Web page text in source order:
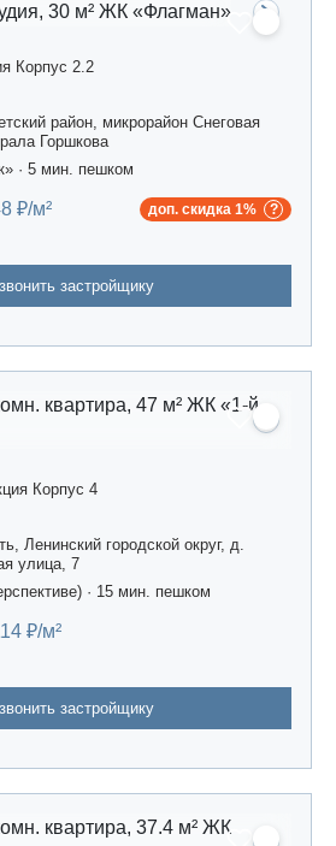
Корпус 2.2
район, микрорайон Снеговая
Горшкова
· 5 мин. пешком
₽/м² доп. скидка 1%
застройщику
Корпус 4
Ленинский городской округ, д.
улица, 7
· 15 мин. пешком
₽/м²
застройщику